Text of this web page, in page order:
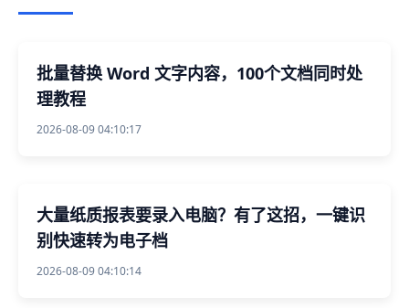
批量替换 Word 文字内容，100个文档同时处
理教程
2026-08-09 04:10:17
大量纸质报表要录入电脑？有了这招，一键识
别快速转为电子档
2026-08-09 04:10:14